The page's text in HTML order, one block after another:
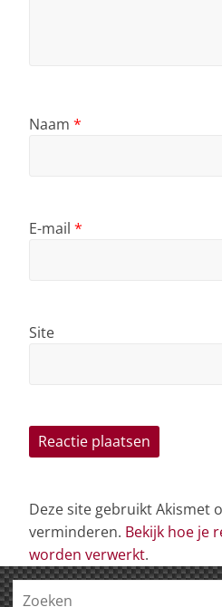
Naam *
E-mail *
Site
Deze site gebruikt Akismet
verminderen. Bekijk hoe je
worden verwerkt.